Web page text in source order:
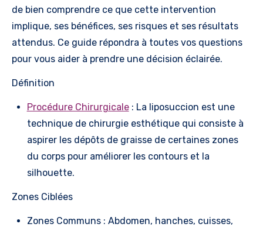
de bien comprendre ce que cette intervention
implique, ses bénéfices, ses risques et ses résultats
attendus. Ce guide répondra à toutes vos questions
pour vous aider à prendre une décision éclairée.
Définition
Procédure Chirurgicale: La liposuccion est une
technique de chirurgie esthétique qui consiste à
aspirer les dépôts de graisse de certaines zones
du corps pour améliorer les contours et la
silhouette.
Zones Ciblées
Zones Communs : Abdomen, hanches, cuisses,